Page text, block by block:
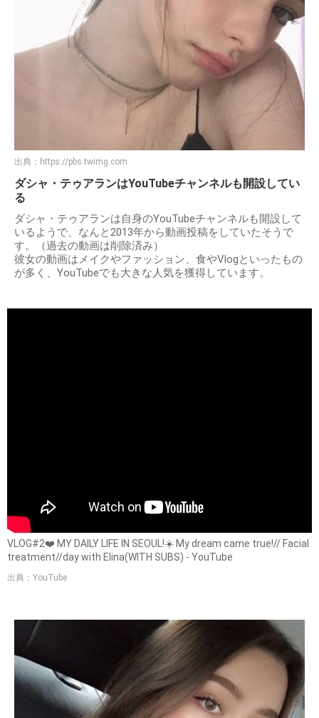
出典： https://pbs.twimg.com
ダシャ・テゥアランはYouTubeチャンネルも開設してい
る
ダシャ・テゥアランは自身のYouTubeチャンネルも開設して
いるようで、なんと2013年から動画投稿をしていたそうで
す。（過去の動画は削除済み）
彼女の動画はメイクやファッション、食やVlogといったもの
が多く、YouTubeでも大きな人気を獲得しています。
VLOG#2❤️ MY DAILY LIFE IN SEOUL!☀️ My dream came true!// Facial
treatment//day with Elina(WITH SUBS) - YouTube
出典：YouTube